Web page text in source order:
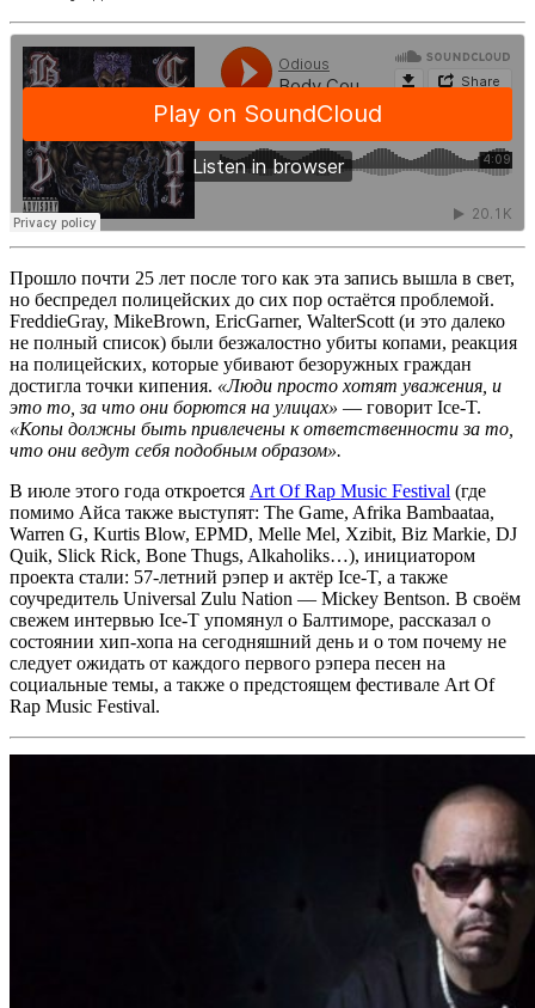
Прошло почти 25 лет после того как эта запись вышла в свет,
но беспредел полицейских до сих пор остаётся проблемой.
FreddieGray, MikeBrown, EricGarner, WalterScott (и это далеко
не полный список) были безжалостно убиты копами, реакция
на полицейских, которые убивают безоружных граждан
достигла точки кипения. «Люди просто хотят уважения, и
это то, за что они борются на улицах» — говорит Ice-T.
«Копы должны быть привлечены к ответственности за то,
что они ведут себя подобным образом».
В июле этого года откроется Art Of Rap Music Festival (где
помимо Айса также выступят: The Game, Afrika Bambaataa,
Warren G, Kurtis Blow, EPMD, Melle Mel, Xzibit, Biz Markie, DJ
Quik, Slick Rick, Bone Thugs, Alkaholiks…), инициатором
проекта стали: 57-летний рэпер и актёр Ice-T, а также
соучредитель Universal Zulu Nation — Mickey Bentson. В своём
свежем интервью Ice-T упомянул о Балтиморе, рассказал о
состоянии хип-хопа на сегодняшний день и о том почему не
следует ожидать от каждого первого рэпера песен на
социальные темы, а также о предстоящем фестивале Art Of
Rap Music Festival.